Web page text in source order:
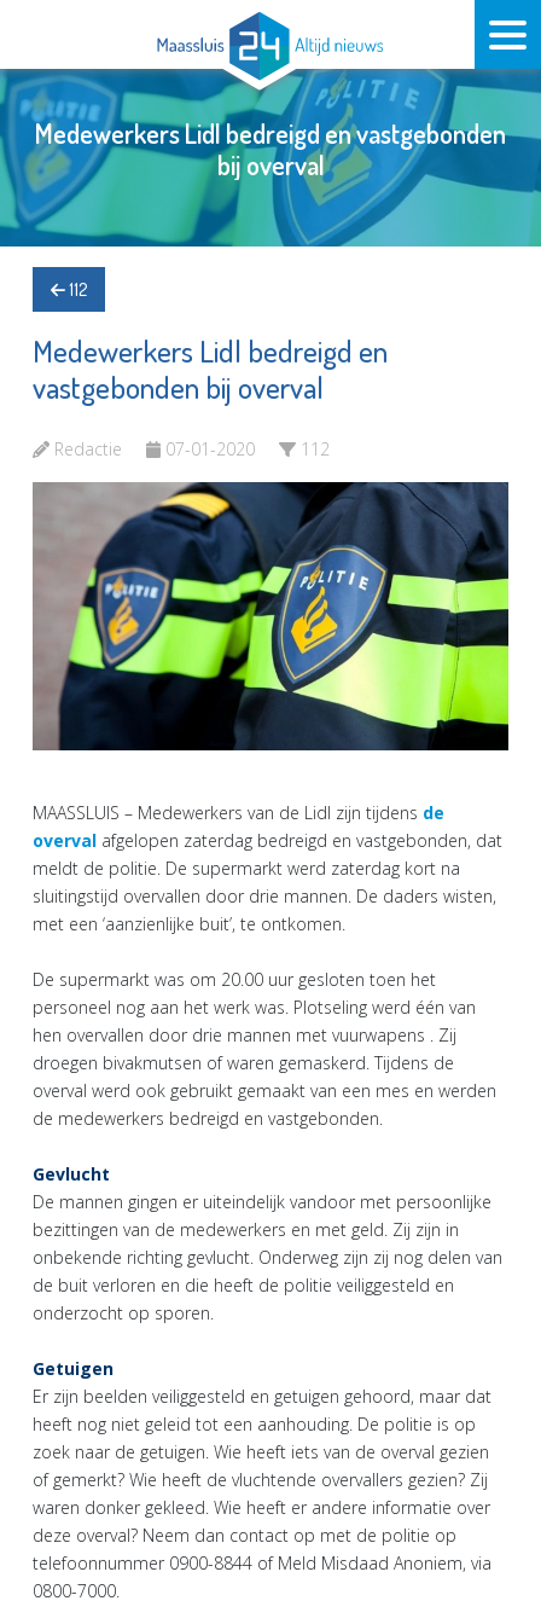
Medewerkers Lidl bedreigd en vastgebonden
bij overval
112
Medewerkers Lidl bedreigd en
vastgebonden bij overval
Redactie 07-01-2020 112
MAASSLUIS – Medewerkers van de Lidl zijn tijdens de
overval afgelopen zaterdag bedreigd en vastgebonden, dat
meldt de politie. De supermarkt werd zaterdag kort na
sluitingstijd overvallen door drie mannen. De daders wisten,
met een ‘aanzienlijke buit’, te ontkomen.
De supermarkt was om 20.00 uur gesloten toen het
personeel nog aan het werk was. Plotseling werd één van
hen overvallen door drie mannen met vuurwapens . Zij
droegen bivakmutsen of waren gemaskerd. Tijdens de
overval werd ook gebruikt gemaakt van een mes en werden
de medewerkers bedreigd en vastgebonden.
Gevlucht
De mannen gingen er uiteindelijk vandoor met persoonlijke
bezittingen van de medewerkers en met geld. Zij zijn in
onbekende richting gevlucht. Onderweg zijn zij nog delen van
de buit verloren en die heeft de politie veiliggesteld en
onderzocht op sporen.
Getuigen
Er zijn beelden veiliggesteld en getuigen gehoord, maar dat
heeft nog niet geleid tot een aanhouding. De politie is op
zoek naar de getuigen. Wie heeft iets van de overval gezien
of gemerkt? Wie heeft de vluchtende overvallers gezien? Zij
waren donker gekleed. Wie heeft er andere informatie over
deze overval? Neem dan contact op met de politie op
telefoonnummer 0900-8844 of Meld Misdaad Anoniem, via
0800-7000.